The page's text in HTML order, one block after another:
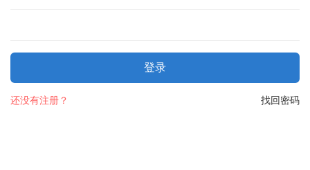
登录
找回密码
还没有注册？